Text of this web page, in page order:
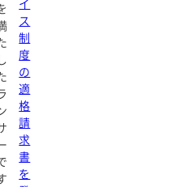
ス
制
度
の
適
格
請
求
書
を